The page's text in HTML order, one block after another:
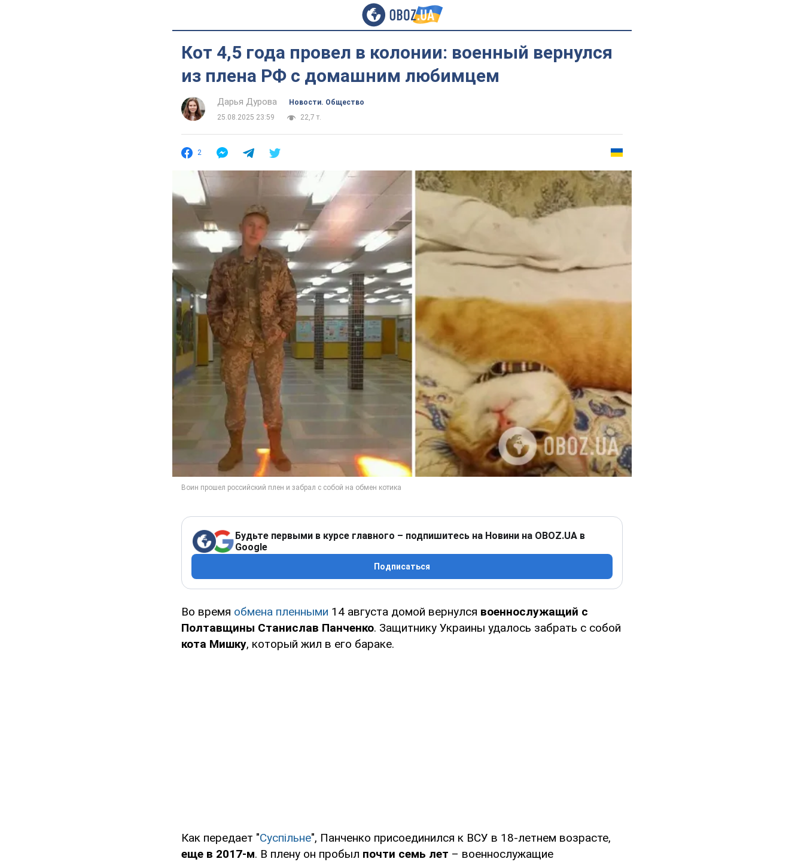
Кот 4,5 года провел в колонии: военный вернулся
из плена РФ с домашним любимцем
Дарья Дурова
Новости. Общество
25.08.2025 23:59
22,7 т.
2
Будьте первыми в курсе главного – подпишитесь на Новини на OBOZ.UA в
Google
Подписаться
Во время обмена пленными 14 августа домой вернулся военнослужащий с
Полтавщины Станислав Панченко. Защитнику Украины удалось забрать с собой
кота Мишку, который жил в его бараке.
Как передает "Суспільне", Панченко присоединился к ВСУ в 18-летнем возрасте,
еще в 2017-м. В плену он пробыл почти семь лет – военнослужащие